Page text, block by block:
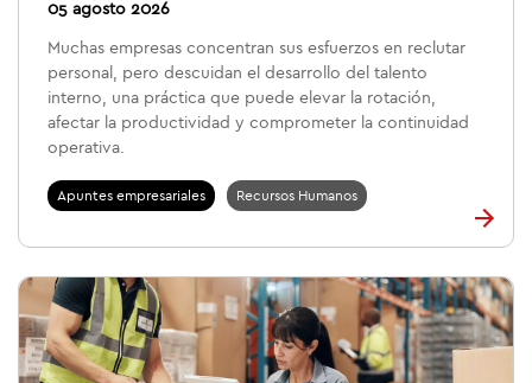
05 agosto 2026
Muchas empresas concentran sus esfuerzos en reclutar
personal, pero descuidan el desarrollo del talento
interno, una práctica que puede elevar la rotación,
afectar la productividad y comprometer la continuidad
operativa.
Apuntes empresariales Recursos Humanos